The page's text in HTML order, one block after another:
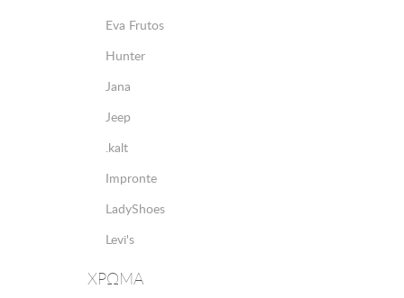
Eva Frutos
Hunter
Jana
Jeep
.kalt
Impronte
LadyShoes
Levi's
Marco Tozzi
ΧΡΩΜΑ